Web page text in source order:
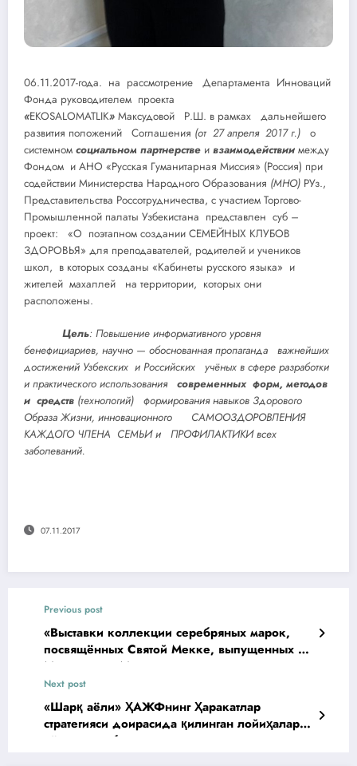
06.11.2017-года. на рассмотрение Департамента Инноваций
Фонда руководителем проекта
«EKOSALOMATLIK» Максудовой Р.Ш. в рамках дальнейшего
развития положений Соглашения (от 27 апреля 2017 г.)
о
системном социальном партнерстве и взаимодействии между
Фондом и АНО «Русская Гуманитарная Миссия» (Россия) при
содействии Министерства Народного Образования (МНО) РУз.,
Представительства Россотрудничества, с участием Торгово-
Промышленной палаты Узбекистана представлен суб –
проект: «О поэтапном создании СЕМЕЙНЫХ КЛУБОВ
ЗДОРОВЬЯ» для преподавателей, родителей и учеников
школ, в которых созданы «Кабинеты русского языка» и
жителей махаллей на территории, которых они
расположены.
Цель: Повышение информативного уровня
бенефициариев, научно — обоснованная пропаганда важнейших
достижений Узбекских и Российских учёных в сфере разработки
и практического использования современных форм, методов
и средств (технологий) формирования навыков Здорового
Образа Жизни, инновационного САМООЗДОРОВЛЕНИЯ
КАЖДОГО ЧЛЕНА СЕМЬИ и ПРОФИЛАКТИКИ всех
заболеваний.
07.11.2017
Previous post
«Выставки коллекции серебряных марок,
посвящённых Святой Мекке, выпущенных на
Московском Монетном дворе» в музеи
истории связи (2 ноября 2017 года).
Next post
«Шарқ аёли» ҲАЖФнинг Ҳаракатлар
стратегияси доирасида қилинган лойиҳалар
кўргазмаси билан иштирок этди.